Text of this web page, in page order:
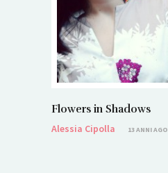
Flowers in Shadows
Alessia Cipolla
13 ANNI AGO